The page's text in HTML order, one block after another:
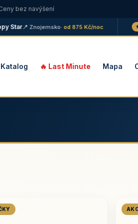
bez navýšení
📍 Znojemsko· od 875 Kč/noc ★
Katalog 🔥 Last Minute Mapa